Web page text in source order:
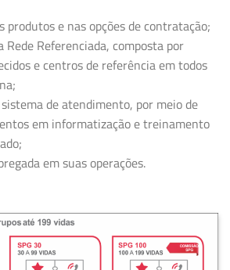
produtos e nas opções de contratação;
Rede Referenciada, composta por
e centros de referência em todos
de atendimento, por meio de
em informatização e treinamento
em suas operações.